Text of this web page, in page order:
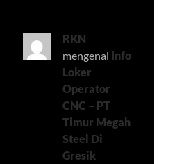
RKN
mengenai Info
Loker
Operator
CNC – PT
Timur Megah
Steel Di
Gresik